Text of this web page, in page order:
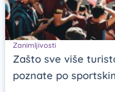
Zanimljivosti
Zašto sve više
poznate po